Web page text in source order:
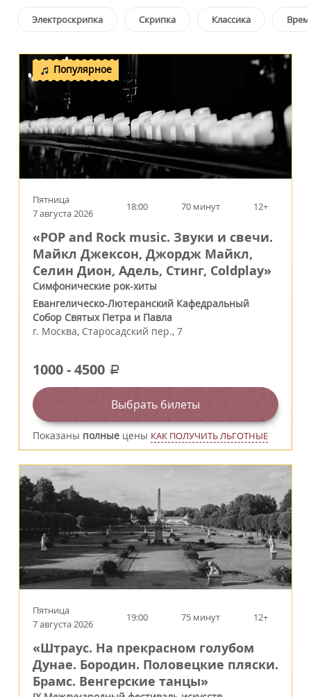
Электроскрипка Скрипка Классика
Популярное
Пятница
7 августа 2026
18:00 70 минут 12+
«POP and Rock music. Звуки и свечи.
Майкл Джексон, Джордж Майкл,
Селин Дион, Адель, Стинг, Coldplay»
Симфонические рок-хиты
Евангелическо-Лютеранский Кафедральный
Собор Святых Петра и Павла
г. Москва, Старосадский пер., 7
1000-4500 a
Выбрать билеты
Показаны полные цены КАК ПОЛУЧИТЬ ЛЬГОТНЫЕ
Пятница
7 августа 2026
19:00 75 минут 12+
«Штраус. На прекрасном голубом
Дунае. Бородин. Половецкие пляски.
Брамс. Венгерские танцы»